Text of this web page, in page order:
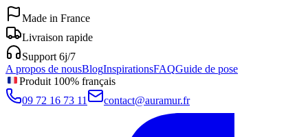
Made in France
Livraison rapide
Support 6j/7
A propos de nousBlogInspirationsFAQGuide de pose
Produit 100% français
09 72 16 73 11
contact@auramur.fr